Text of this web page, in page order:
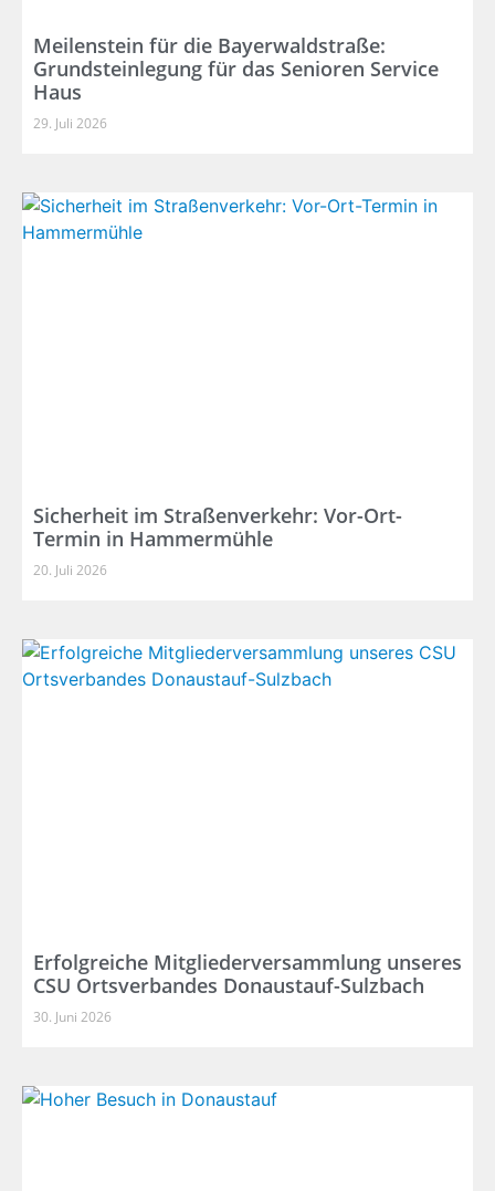
Meilenstein für die Bayerwaldstraße:
Grundsteinlegung für das Senioren Service
Haus
29. Juli 2026
Sicherheit im Straßenverkehr: Vor-Ort-
Termin in Hammermühle
20. Juli 2026
Erfolgreiche Mitgliederversammlung unseres
CSU Ortsverbandes Donaustauf-Sulzbach
30. Juni 2026